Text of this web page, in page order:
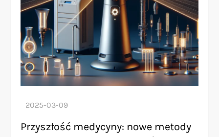
Przyszłość medycyny: nowe metody